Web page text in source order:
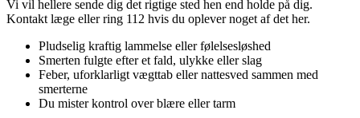
Vi vil hellere sende dig det rigtige sted hen end holde på dig.
Kontakt læge eller ring 112 hvis du oplever noget af det her.
Pludselig kraftig lammelse eller følelsesløshed
Smerten fulgte efter et fald, ulykke eller slag
Feber, uforklarligt vægttab eller nattesved sammen med
smerterne
Du mister kontrol over blære eller tarm